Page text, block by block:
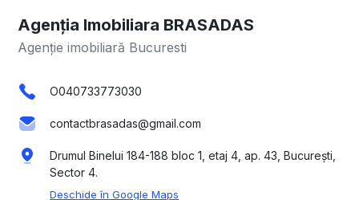
Agenția Imobiliara BRASADAS
Agenție imobiliară Bucuresti
O040733773030
contactbrasadas@gmail.com
Drumul Binelui 184-188 bloc 1, etaj 4, ap. 43, București,
Sector 4.
Deschide în Google Maps